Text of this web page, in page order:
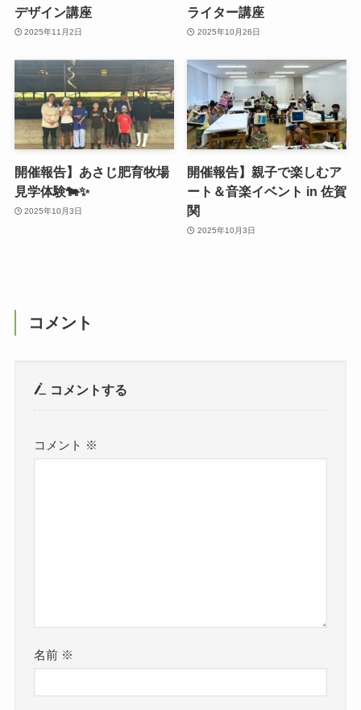
デザイン講座
2025年11月2日
ライター講座
2025年10月26日
開催報告】あさじ肥育牧場
見学体験🐄✨
2025年10月3日
開催報告】親子で楽しむア
ート＆音楽イベント in 佐賀
関
2025年10月3日
コメント
コメントする
コメント ※
名前 ※